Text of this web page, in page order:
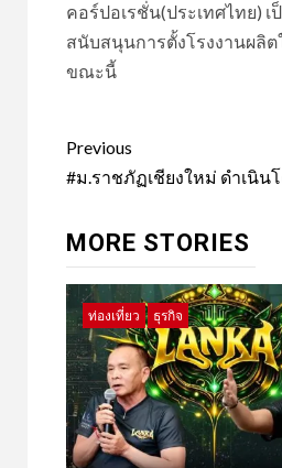
คอร์ปอเรชั่น(ประเทศไทย) เ
สนับสนุนการตั้งโรงงานผลิต
ขณะนี้
Post
navigation
Previous
#ม.ราชภัฏเชียงใหม่ ดำเนิ
MORE STORIES
ท่องเที่ยว ธุรกิจ